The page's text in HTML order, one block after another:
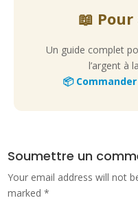
📖
Un guide complet
l’argent à
📦
Soumettre un
Your email address will not
marked*